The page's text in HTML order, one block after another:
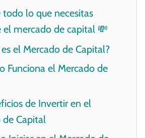
todo lo que necesitas
el mercado de capital 💸
es el Mercado de Capital?
Funciona el Mercado de
de Invertir en el
de Capital